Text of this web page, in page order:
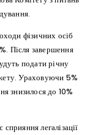
фізичних осіб
Після завершення
подати річну
Ураховуючи 5%
знизилося до 10%
легалізації